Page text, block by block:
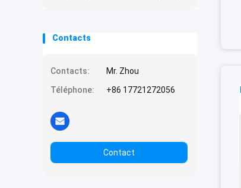
Contacts
Contacts:
Mr. Zhou
Téléphone:
+86 17721272056
Contact